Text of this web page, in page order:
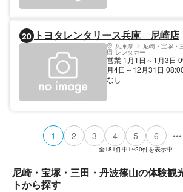
20 トヨタレンタリース兵庫 尼崎店
兵庫県 尼崎・宝塚・
レンタカー
営業 1月1日～1月3日
月4日～12月31日
なし
1 2 3 4 5 6 •••
全181件中1~20件を表示中
尼崎・宝塚・三田・丹波篠山の体験観
トから探す